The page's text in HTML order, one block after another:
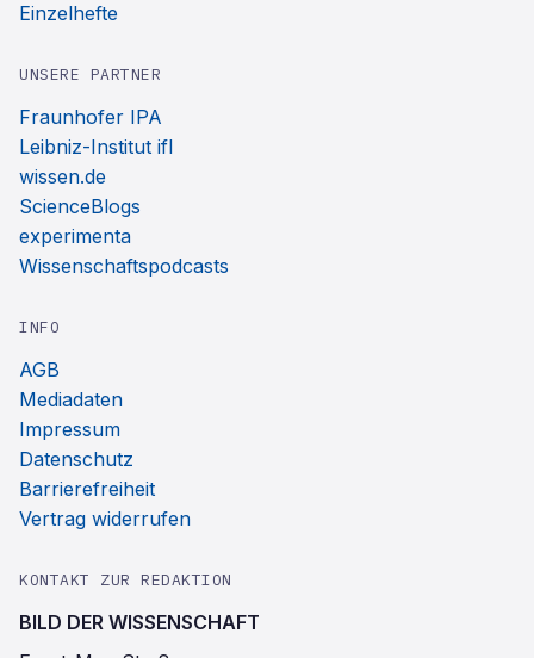
Einzelhefte
UNSERE PARTNER
Fraunhofer IPA
Leibniz-Institut ifl
wissen.de
ScienceBlogs
experimenta
Wissenschaftspodcasts
INFO
AGB
Mediadaten
Impressum
Datenschutz
Barrierefreiheit
Vertrag widerrufen
KONTAKT ZUR REDAKTION
BILD DER WISSENSCHAFT